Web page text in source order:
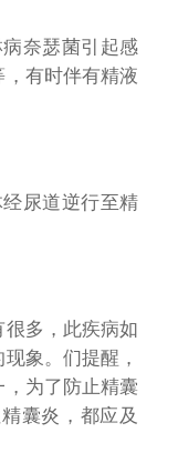
奈瑟菌引起感
有时伴有精液
尿道逆行至精
多，此疾病如
象。们提醒，
为了防止精囊
囊炎，都应及